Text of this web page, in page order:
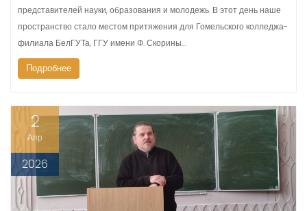
представителей науки, образования и молодежь. В этот день наше
пространство стало местом притяжения для Гомельского колледжа-
филиала БелГУТа, ГГУ имени Ф. Скорины…
Подробнее
2
Апр
2026